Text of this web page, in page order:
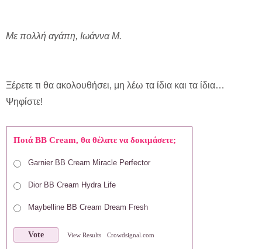
Με πολλή αγάπη, Ιωάννα Μ.
Ξέρετε τι θα ακολουθήσει, μη λέω τα ίδια και τα ίδια…
Ψηφίστε!
Ποιά BB Cream, θα θέλατε να δοκιμάσετε;
Garnier BB Cream Miracle Perfector
Dior BB Cream Hydra Life
Maybelline BB Cream Dream Fresh
Vote View Results Crowdsignal.com